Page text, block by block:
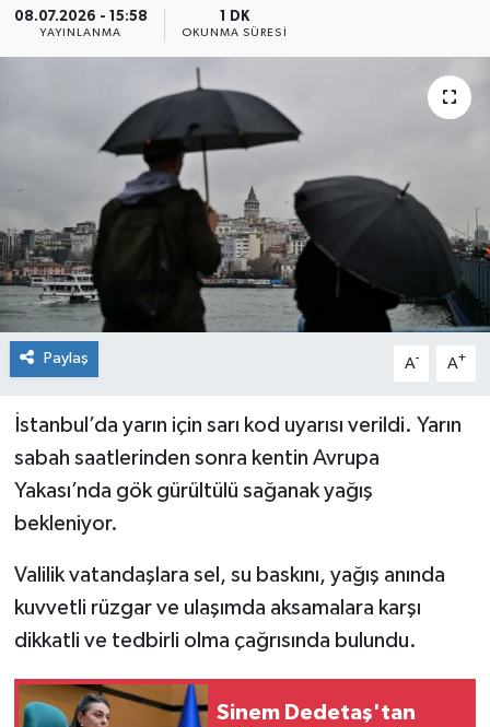
08.07.2026 - 15:58
YAYINLANMA
1 DK
OKUNMA SÜRESI
Paylaş A- A+
İstanbul’da yarın için sarı kod uyarısı verildi. Yarın
sabah saatlerinden sonra kentin Avrupa
Yakası’nda gök gürültülü sağanak yağış
bekleniyor.
Valilik vatandaşlara sel, su baskını, yağış anında
kuvvetli rüzgar ve ulaşımda aksamalara karşı
dikkatli ve tedbirli olma çağrısında bulundu.
Sinem Dedetaş'tan